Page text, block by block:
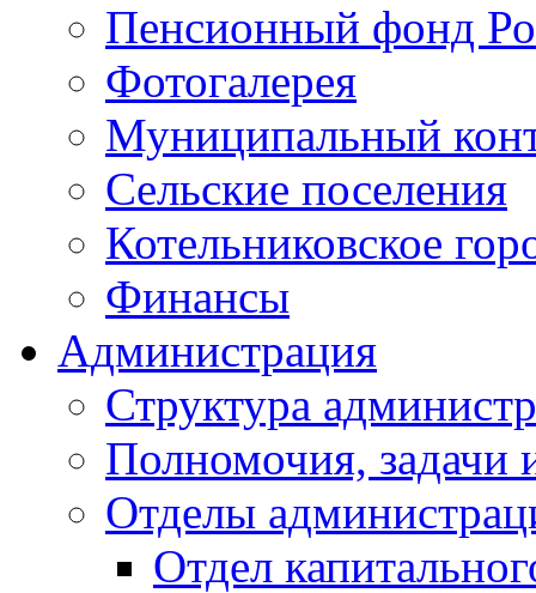
Пенсионный фонд
Фотогалерея
Муниципальный
Сельские поселения
Котельниковское
Финансы
Администрация
Структура
Полномочия, задачи
Отделы
Отдел